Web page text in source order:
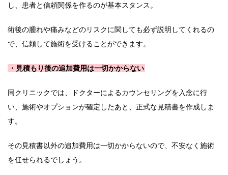
し、患者と信頼関係を作るのが基本スタンス。
術後の腫れや痛みなどのリスクに関しても必ず説明してくれるの
で、信頼して施術を受けることができます。
・見積もり後の追加費用は一切かからない
同クリニックでは、ドクターによるカウンセリングを入念に行
い、施術やオプションが確定したあと、正式な見積書を作成しま
す。
その見積書以外の追加費用は一切かからないので、不安なく施術
を任せられるでしょう。